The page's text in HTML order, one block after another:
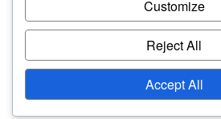
Ota yhteyttä Evästeet ja
Tietosuojapolitiikka
© ruslib.net.
Customize
Reject All
Accept All